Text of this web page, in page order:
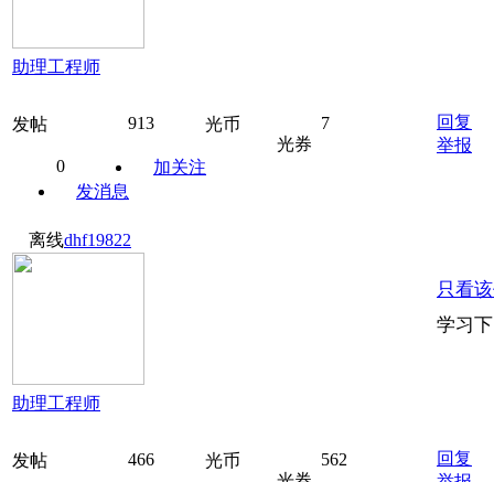
助理工程师
发帖 913 光币
7
光券
0
加关注
发消息
回复
举报
离线dhf19822
助理工程师
发帖 466 光币
562
只看
学习
回复